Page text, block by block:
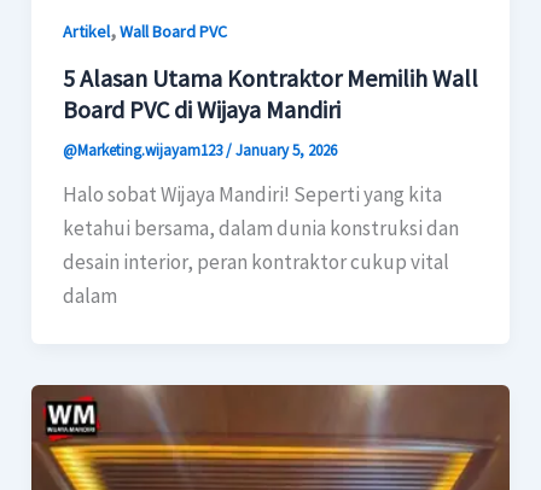
Artikel,Wall Board PVC
5 Alasan Utama Kontraktor Memilih Wall
Board PVC di Wijaya Mandiri
@Marketing.wijayam123/January 5, 2026
Halo sobat Wijaya Mandiri! Seperti yang kita
ketahui bersama, dalam dunia konstruksi dan
desain interior, peran kontraktor cukup vital
dalam